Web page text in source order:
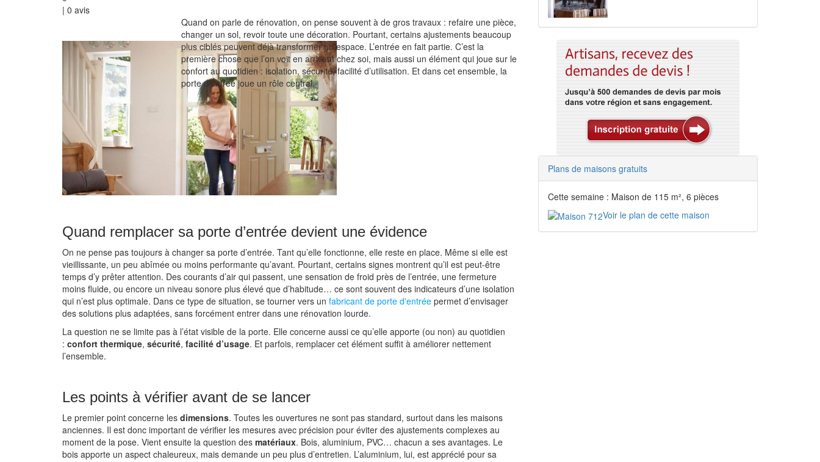
| 0 avis
Quand on parle de rénovation, on pense souvent à de gros travaux : refaire une pièce,
changer un sol, revoir toute une décoration. Pourtant, certains ajustements beaucoup
plus ciblés peuvent déjà transformer un espace. L’entrée en fait partie. C’est la
première chose que l’on voit en arrivant chez soi, mais aussi un élément qui joue sur le
confort au quotidien : isolation, sécurité, facilité d’utilisation. Et dans cet ensemble, la
porte d’entrée joue un rôle central.
Quand remplacer sa porte d’entrée devient une évidence
On ne pense pas toujours à changer sa porte d’entrée. Tant qu’elle fonctionne, elle reste en place. Même si elle est
vieillissante, un peu abîmée ou moins performante qu’avant. Pourtant, certains signes montrent qu’il est peut-être
temps d’y prêter attention. Des courants d’air qui passent, une sensation de froid près de l’entrée, une fermeture
moins fluide, ou encore un niveau sonore plus élevé que d’habitude… ce sont souvent des indicateurs d’une isolation
qui n’est plus optimale. Dans ce type de situation, se tourner vers un fabricant de porte d'entrée permet d’envisager
des solutions plus adaptées, sans forcément entrer dans une rénovation lourde.
La question ne se limite pas à l’état visible de la porte. Elle concerne aussi ce qu’elle apporte (ou non) au quotidien
: confort thermique, sécurité, facilité d’usage. Et parfois, remplacer cet élément suffit à améliorer nettement
l’ensemble.
Les points à vérifier avant de se lancer
Le premier point concerne les dimensions. Toutes les ouvertures ne sont pas standard, surtout dans les maisons
anciennes. Il est donc important de vérifier les mesures avec précision pour éviter des ajustements complexes au
moment de la pose. Vient ensuite la question des matériaux. Bois, aluminium, PVC… chacun a ses avantages. Le
bois apporte un aspect chaleureux, mais demande un peu plus d’entretien. L’aluminium, lui, est apprécié pour sa
Plans de maisons gratuits
Cette semaine : Maison de 115 m², 6 pièces
Voir le plan de cette maison